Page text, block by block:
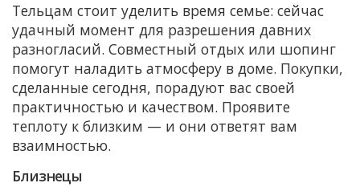
Тельцам стоит уделить время семье: сейчас
удачный момент для разрешения давних
разногласий. Совместный отдых или шопинг
помогут наладить атмосферу в доме. Покупки,
сделанные сегодня, порадуют вас своей
практичностью и качеством. Проявите
теплоту к близким — и они ответят вам
взаимностью.
Близнецы